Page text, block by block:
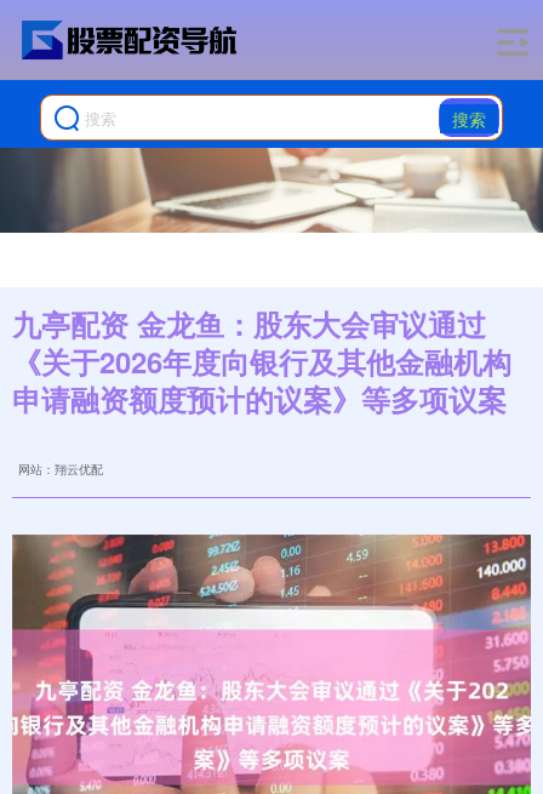
搜索
九亭配资 金龙鱼：股东大会审议通过
《关于2026年度向银行及其他金融机构
申请融资额度预计的议案》等多项议案
网站：翔云优配